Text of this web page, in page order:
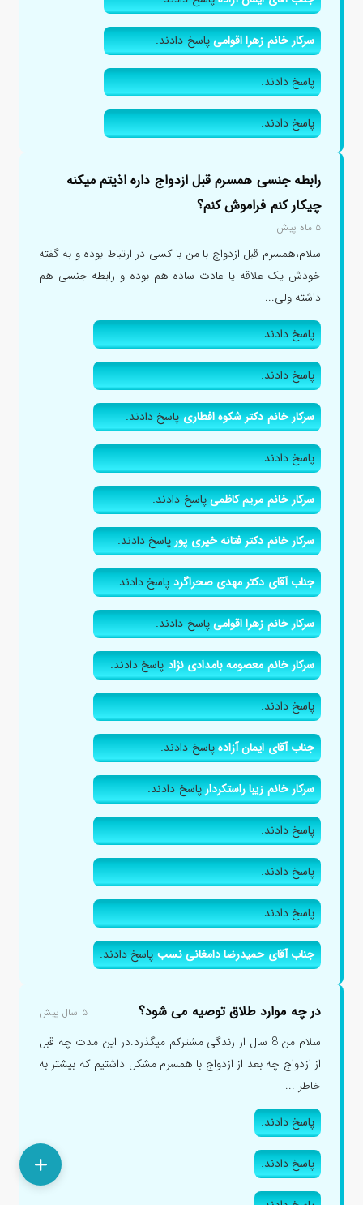
سرکار خانم زهرا اقوامیپاسخ دادند.
پاسخ دادند.
پاسخ دادند.
رابطه جنسی همسرم قبل ازدواج داره اذیتم میکنه
چیکار کنم فراموش کنم؟
۵ ماه پیش
سلام،همسرم قبل ازدواج با من با کسی در ارتباط بوده و به گفته
خودش یک علاقه یا عادت ساده هم بوده و رابطه جنسی هم
داشته ولی...
پاسخ دادند.
پاسخ دادند.
سرکار خانم دکتر شکوه افطاریپاسخ دادند.
پاسخ دادند.
سرکار خانم مریم کاظمیپاسخ دادند.
سرکار خانم دکتر فتانه خیری پورپاسخ دادند.
جناب آقای دکتر مهدی صحراگردپاسخ دادند.
سرکار خانم زهرا اقوامیپاسخ دادند.
سرکار خانم معصومه بامدادی نژادپاسخ دادند.
پاسخ دادند.
جناب آقای ایمان آزادهپاسخ دادند.
سرکار خانم زیبا راستکردارپاسخ دادند.
پاسخ دادند.
پاسخ دادند.
پاسخ دادند.
جناب آقای حمیدرضا دامغانی نسبپاسخ دادند.
در چه موارد طلاق توصیه می شود؟ ۵ سال پیش
سلام من 8 سال از زندگی مشترکم میگذرد.در این مدت چه قبل
از ازدواج چه بعد از ازدواج با همسرم مشکل داشتیم که بیشتر به
خاطر ...
پاسخ دادند.
پاسخ دادند.